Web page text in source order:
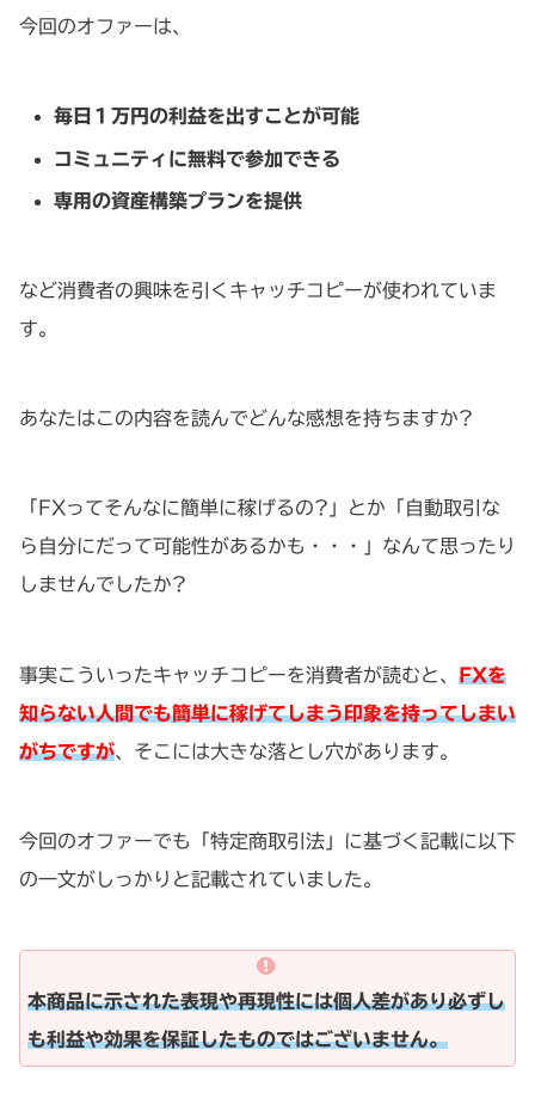
今回のオファーは、
毎日１万円の利益を出すことが可能
コミュニティに無料で参加できる
専用の資産構築プランを提供
など消費者の興味を引くキャッチコピーが使われていま
す。
あなたはこの内容を読んでどんな感想を持ちますか?
「FXってそんなに簡単に稼げるの?」とか「自動取引な
ら自分にだって可能性があるかも・・・」なんて思ったり
しませんでしたか?
事実こういったキャッチコピーを消費者が読むと、 FXを
知らない人間でも簡単に稼げてしまう印象を持ってしまい
がちですが、そこには大きな落とし穴があります。
今回のオファーでも「特定商取引法」に基づく記載に以下
の一文がしっかりと記載されていました。
本商品に示された表現や再現性には個人差があり必ずし
も利益や効果を保証したものではございません。